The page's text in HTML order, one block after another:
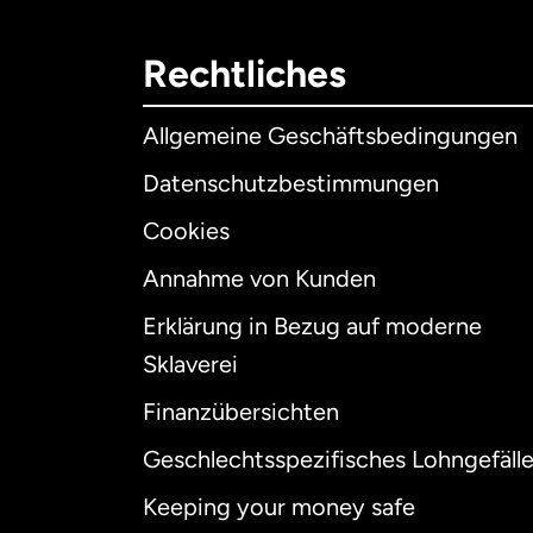
Rechtliches
Allgemeine Geschäftsbedingungen
Datenschutzbestimmungen
Cookies
Annahme von Kunden
Erklärung in Bezug auf moderne
Sklaverei
Finanzübersichten
Geschlechtsspezifisches Lohngefälle
Keeping your money safe